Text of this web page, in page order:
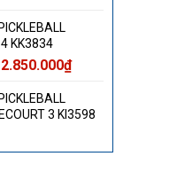
KK3834
Giá
là:
4.300.000₫.
2.850.000₫Giá
là:
3 KI3598